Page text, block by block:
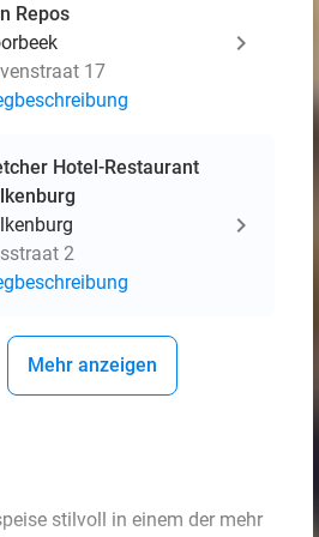
Repos
17
Hotel-Restaurant
2
Mehr anzeigen
stilvoll in einem der mehr